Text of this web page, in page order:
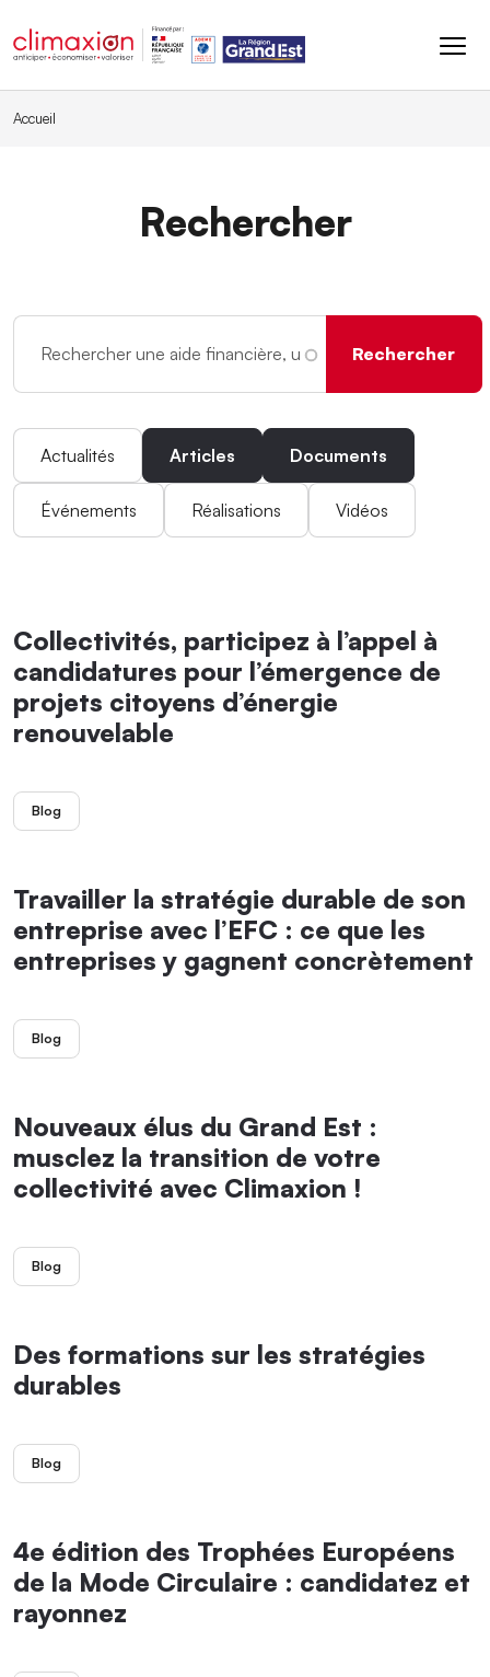
Accueil
Rechercher
Actualités Articles Documents
Événements Réalisations Vidéos
Collectivités, participez à l’appel à
candidatures pour l’émergence de
projets citoyens d’énergie
renouvelable
Blog
Travailler la stratégie durable de son
entreprise avec l’EFC : ce que les
entreprises y gagnent concrètement
Blog
Nouveaux élus du Grand Est :
musclez la transition de votre
collectivité avec Climaxion !
Blog
Des formations sur les stratégies
durables
Blog
4e édition des Trophées Européens
de la Mode Circulaire : candidatez et
rayonnez